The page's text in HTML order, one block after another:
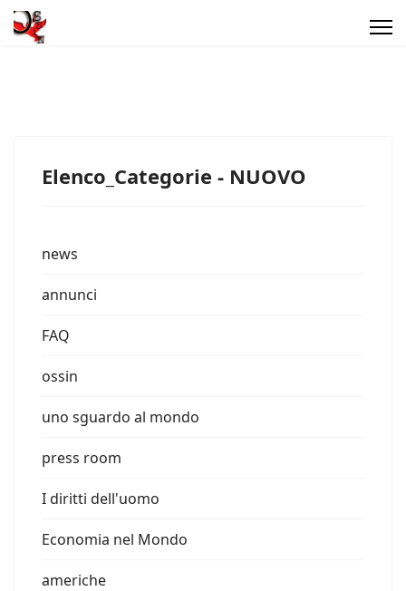
Elenco_Categorie - NUOVO
news
annunci
FAQ
ossin
uno sguardo al mondo
press room
I diritti dell'uomo
Economia nel Mondo
americhe